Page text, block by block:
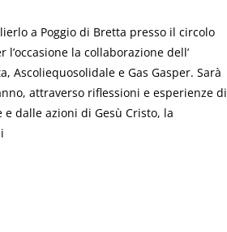
a Poggio di Bretta presso il circolo
la collaborazione dell’
Ascoliequosolidale e Gas Gasper. Sarà
attraverso riflessioni e esperienze di
dalle azioni di Gesù Cristo, la